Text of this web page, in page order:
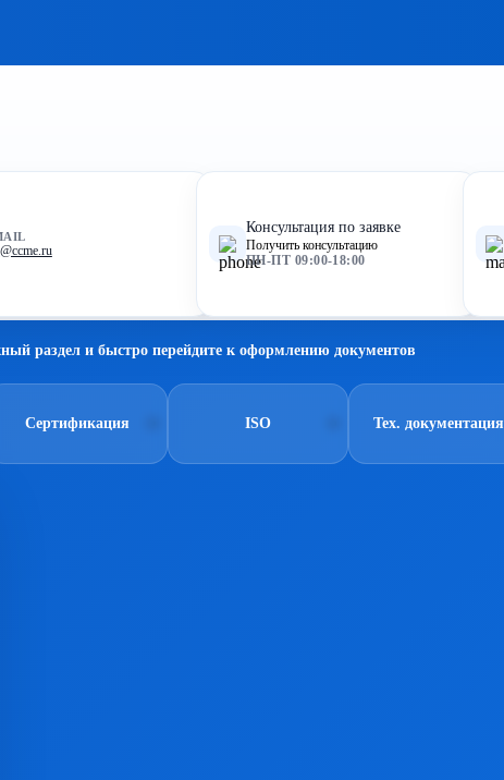
Консультация по заявке
Получить консультацию
ПН-ПТ 09:00-18:00
раздел и быстро перейдите к оформлению документов
Сертификация ISO Тех. документация